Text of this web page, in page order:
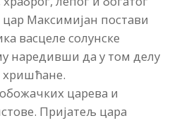
Максимијан постави
васцеле солунске
наредивши да у том делу
хришћане.
царева и
Пријатељ цара